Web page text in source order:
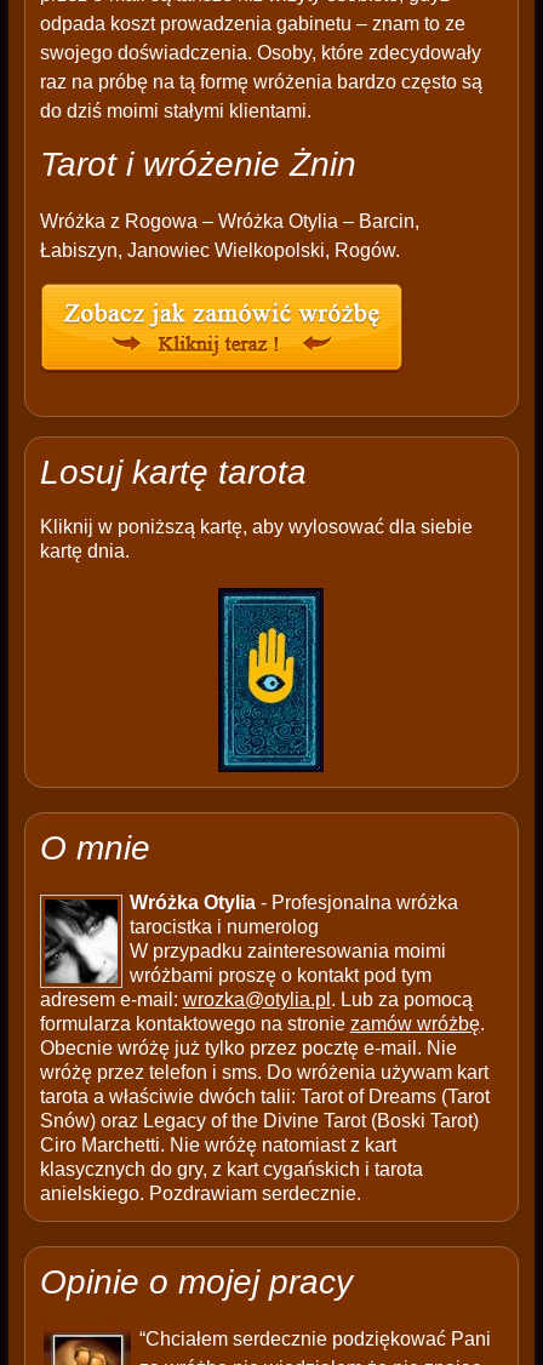
odpada koszt prowadzenia gabinetu – znam to ze
swojego doświadczenia. Osoby, które zdecydowały
raz na próbę na tą formę wróżenia bardzo często są
do dziś moimi stałymi klientami.
Tarot i wróżenie Żnin
Wróżka z Rogowa – Wróżka Otylia – Barcin,
Łabiszyn, Janowiec Wielkopolski, Rogów.
Losuj kartę tarota
Kliknij w poniższą kartę, aby wylosować dla siebie
kartę dnia.
O mnie
Wróżka Otylia- Profesjonalna wróżka
tarocistka i numerolog
W przypadku zainteresowania moimi
wróżbami proszę o kontakt pod tym
adresem e-mail: wrozka@otylia.pl . Lub za pomocą
formularza kontaktowego na stronie zamów wróżbę.
Obecnie wróżę już tylko przez pocztę e-mail. Nie
wróżę przez telefon i sms. Do wróżenia używam kart
tarota a właściwie dwóch talii: Tarot of Dreams (Tarot
Snów) oraz Legacy of the Divine Tarot (Boski Tarot)
Ciro Marchetti. Nie wróżę natomiast z kart
klasycznych do gry, z kart cygańskich i tarota
anielskiego. Pozdrawiam serdecznie.
Opinie o mojej pracy
“Chciałem serdecznie podziękować Pani